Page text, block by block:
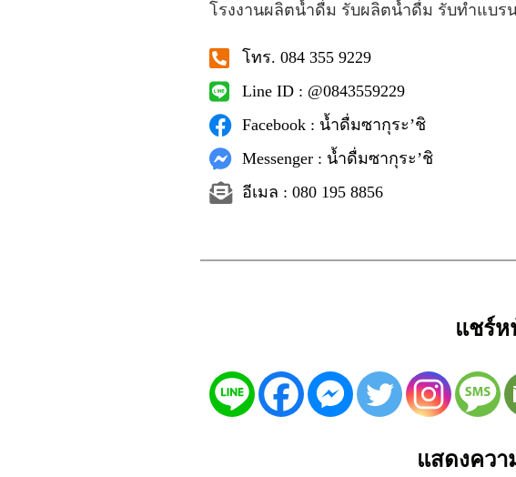
โรงงานผลิตน้ำดื่ม รับผลิตน้ำดื่ม รับทำแบ
โทร. 084 355 9229
Line ID : @0843559229
Facebook : น้ำดื่มซากุระ’ชิ
Messenger : น้ำดื่มซากุระ’ชิ
อีเมล : 080 195 8856
แชร์ห
แสดงควา